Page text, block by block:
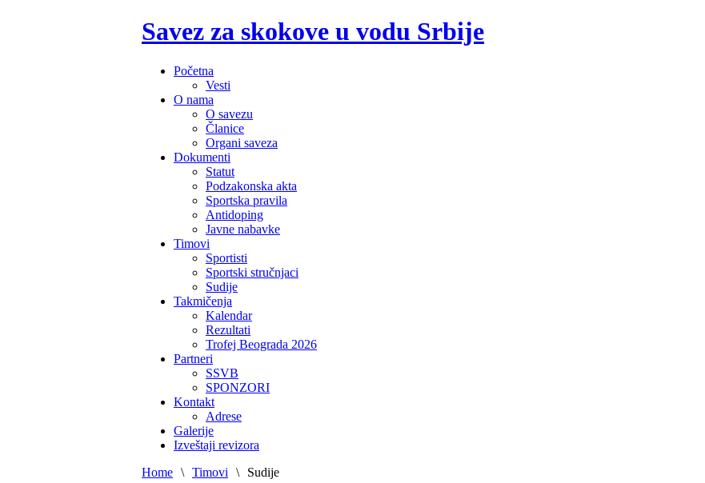
Savez za skokove u vodu Srbije
Početna
Vesti
O nama
O savezu
Članice
Organi saveza
Dokumenti
Statut
Podzakonska akta
Sportska pravila
Antidoping
Javne nabavke
Timovi
Sportisti
Sportski stručnjaci
Sudije
Takmičenja
Kalendar
Rezultati
Trofej Beograda 2026
Partneri
SSVB
SPONZORI
Kontakt
Adrese
Galerije
Izveštaji revizora
Home \ Timovi \ Sudije